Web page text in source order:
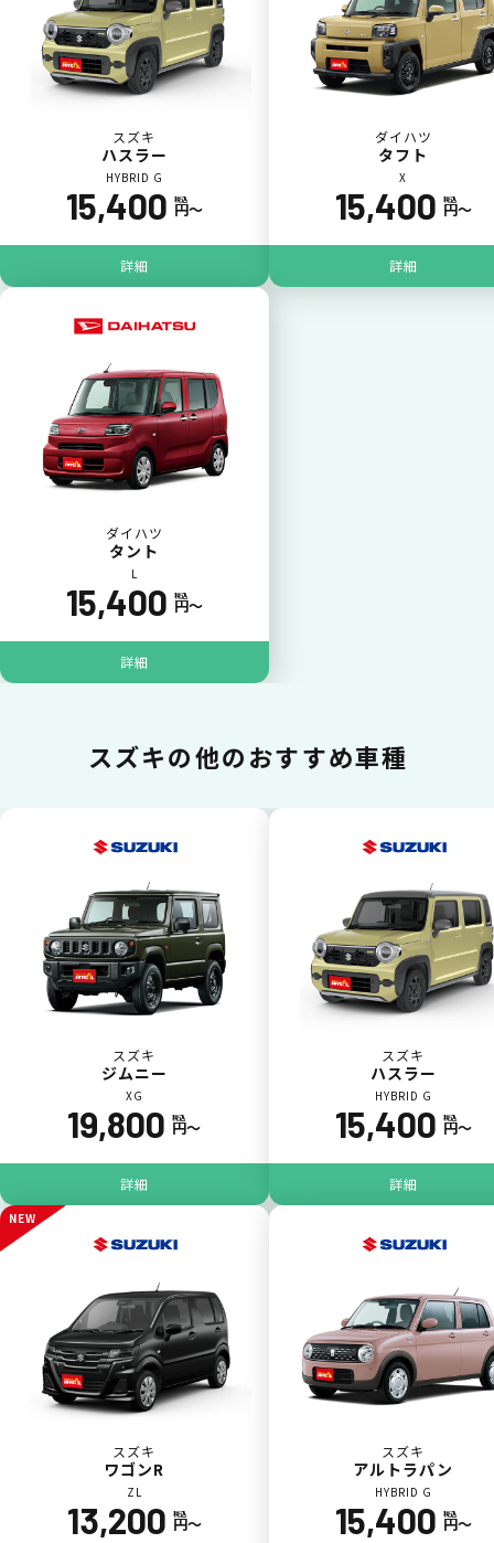
カードで支払い
普段のお買い物同様、お車の月々利用料をカ
ード払いが可能です。
一括払いが可能
いままで難しかったカーリースの利用料金を
一括（一回）払いで可能。
ポイントが貯まる
イントが貯まります。
5
ジョイカル たすカッター3
スズキ
ハスラー
HYBRID G
15,400 税込
円〜
詳細
ダイハツ
タフト
X
15,400 税込
円〜
詳細
ダイハツ
タント
L
15,400 税込
円〜
詳細
スズキの他のおすすめ車種
スズキ
ジムニー
XG
19,800 税込
円〜
詳細
スズキ
ハスラー
HYBRID G
15,400 税込
円〜
詳細
NEW
スズキ
ワゴンR
ZL
13,200 税込
円〜
スズキ
アルトラパン
HYBRID G
15,400 税込
円〜